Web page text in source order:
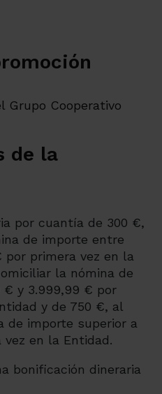
Grupo Cooperativo
de la
por cuantía de 300 €,
de importe entre
por primera vez en la
la nómina de
€ y 3.999,99 € por
y de 750 €, al
de importe superior a
en la Entidad.
bonificación dineraria